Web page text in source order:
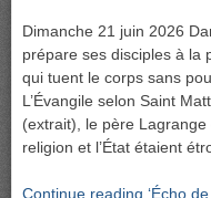
Dimanche 21 juin 2026
prépare ses disciples à la
qui tuent le corps sans
L’Évangile selon Saint
(extrait), le père
religion et l’État étaient
Continue reading ‘Écho